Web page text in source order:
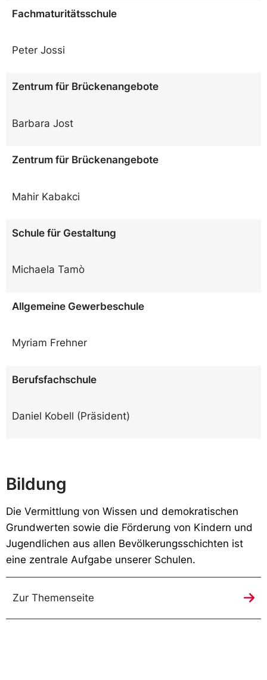
Fachmaturitätsschule
Peter Jossi
Zentrum für Brückenangebote
Barbara Jost
Zentrum für Brückenangebote
Mahir Kabakci
Schule für Gestaltung
Michaela Tamò
Allgemeine Gewerbeschule
Myriam Frehner
Berufsfachschule
Daniel Kobell (Präsident)
Bildung
Die Vermittlung von Wissen und demokratischen
Grundwerten sowie die Förderung von Kindern und
Jugendlichen aus allen Bevölkerungsschichten ist
eine zentrale Aufgabe unserer Schulen.
Zur Themenseite